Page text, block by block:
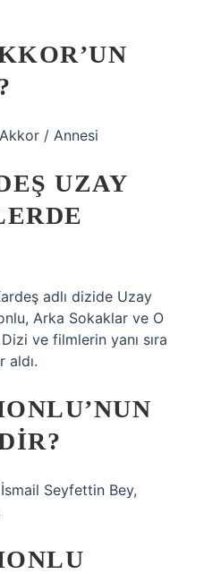
/ Annesi
UZAY
adlı dizide Uzay
Arka Sokaklar ve O
ve filmlerin yanı sıra
aldı.
Seyfettin Bey,